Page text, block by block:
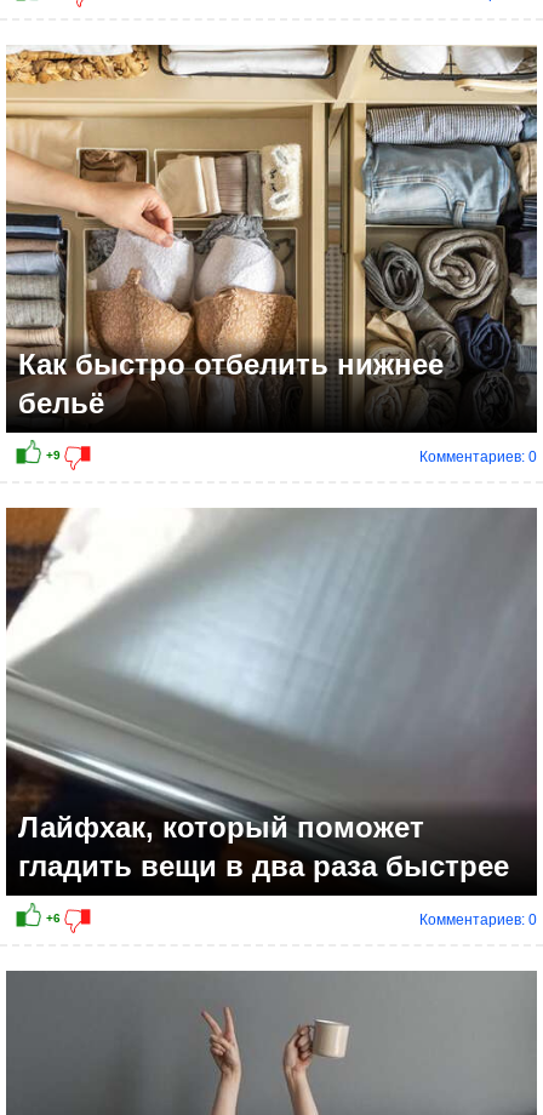
Как быстро отбелить нижнее
бельё
Комментариев: 0
Лайфхак, который поможет
гладить вещи в два раза быстрее
Комментариев: 0